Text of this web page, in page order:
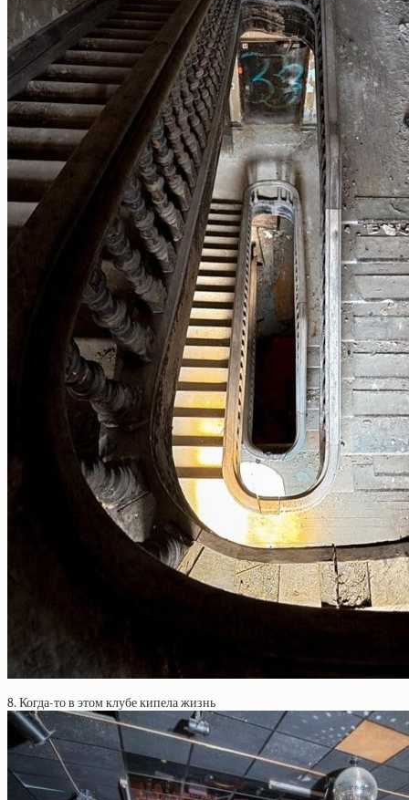
8. Когда-то в этом клубе кипела жизнь